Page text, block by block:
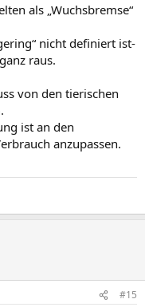
als „Wuchsbremse“
nicht definiert ist-
raus.
von den tierischen
ist an den
anzupassen.
#15